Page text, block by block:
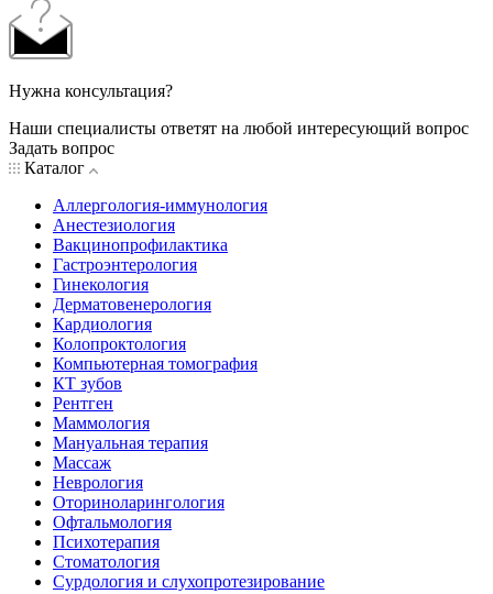
Нужна консультация?
Наши специалисты ответят на любой интересующий вопрос
Задать вопрос
Каталог
Аллергология-иммунология
Анестезиология
Вакцинопрофилактика
Гастроэнтерология
Гинекология
Дерматовенерология
Кардиология
Колопроктология
Компьютерная томография
КТ зубов
Рентген
Маммология
Мануальная терапия
Массаж
Неврология
Оториноларингология
Офтальмология
Психотерапия
Стоматология
Сурдология и слухопротезирование